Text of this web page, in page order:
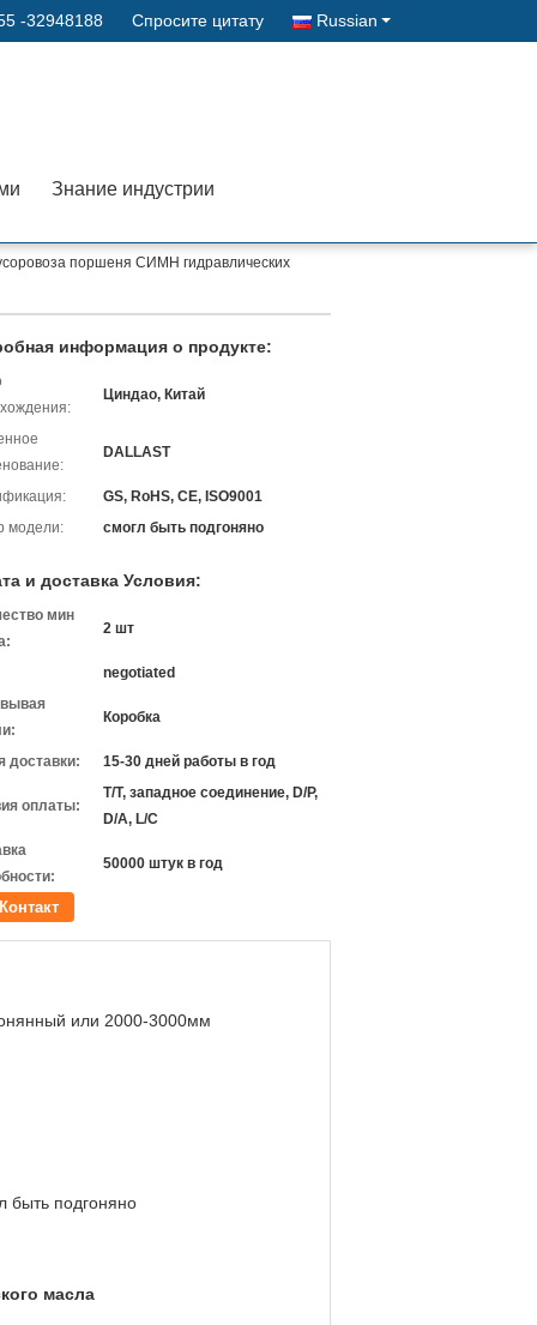
-32948188 Спросите цитату Russian
Знание индустрии
поршеня СИМН гидравлических
информация о продукте:
Циндао, Китай
DALLAST
GS, RoHS, CE, ISO9001
модели:
смогл быть подгоняно
и доставка Условия:
мин
2 шт
negotiated
Коробка
доставки: 15-30 дней работы в год
оплаты:
T/T, западное соединение, D/P,
D/A, L/C
50000 штук в год
Контакт
или 2000-3000мм
быть подгоняно
масла